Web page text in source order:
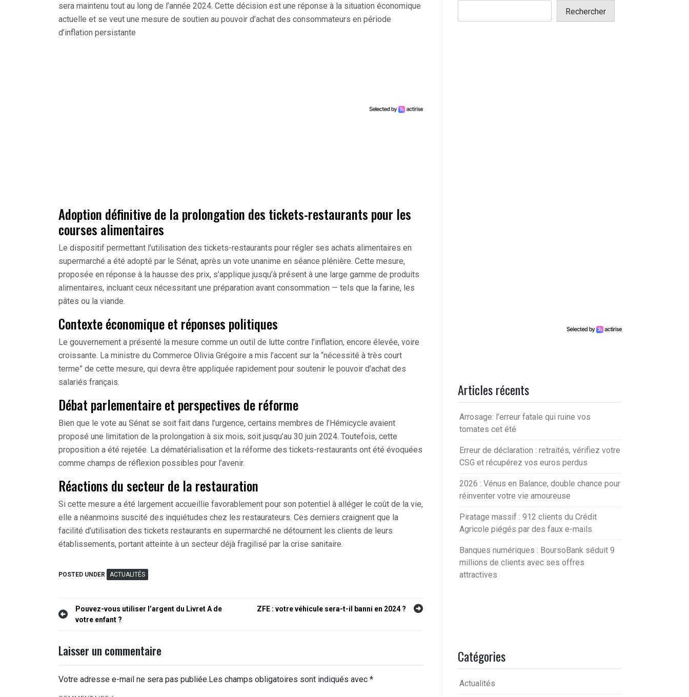
sera maintenu tout au long de l’année 2024. Cette décision est une réponse à la situation économique
actuelle et se veut une mesure de soutien au pouvoir d’achat des consommateurs en période
d’inflation persistante
Adoption définitive de la prolongation des tickets-restaurants pour les
courses alimentaires
Le dispositif permettant l’utilisation des tickets-restaurants pour régler ses achats alimentaires en
supermarché a été adopté par le Sénat, après un vote unanime en séance plénière. Cette mesure,
proposée en réponse à la hausse des prix, s’applique jusqu’à présent à une large gamme de produits
alimentaires, incluant ceux nécessitant une préparation avant consommation — tels que la farine, les
pâtes ou la viande.
Contexte économique et réponses politiques
Le gouvernement a présenté la mesure comme un outil de lutte contre l’inflation, encore élevée, voire
croissante. La ministre du Commerce Olivia Grégoire a mis l’accent sur la “nécessité à très court
terme” de cette mesure, qui devra être appliquée rapidement pour soutenir le pouvoir d’achat des
salariés français.
Débat parlementaire et perspectives de réforme
Bien que le vote au Sénat se soit fait dans l’urgence, certains membres de l’Hémicycle avaient
proposé une limitation de la prolongation à six mois, soit jusqu’au 30 juin 2024. Toutefois, cette
proposition a été rejetée. La dématérialisation et la réforme des tickets-restaurants ont été évoquées
comme champs de réflexion possibles pour l’avenir.
Réactions du secteur de la restauration
Si cette mesure a été largement accueillie favorablement pour son potentiel à alléger le coût de la vie,
elle a néanmoins suscité des inquiétudes chez les restaurateurs. Ces derniers craignent que la
facilité d’utilisation des tickets restaurants en supermarché ne détournent les clients de leurs
établissements, portant atteinte à un secteur déjà fragilisé par la crise sanitaire.
POSTED UNDER ACTUALITÉS
Navigation
l’article
Pouvez-vous utiliser l’argent du Livret A de
votre enfant ?
ZFE : votre véhicule sera-t-il banni en 2024 ?
Laisser un commentaire
Votre adresse e-mail ne sera pas publiée.Les champs obligatoires sont indiqués avec *
Rechercher
Articles récents
Arrosage: l’erreur fatale qui ruine vos
tomates cet été
Erreur de déclaration : retraités, vérifiez votre
CSG et récupérez vos euros perdus
2026 : Vénus en Balance, double chance pour
réinventer votre vie amoureuse
Piratage massif : 912 clients du Crédit
Agricole piégés par des faux e-mails
Banques numériques : BoursoBank séduit 9
millions de clients avec ses offres
attractives
Catégories
Actualités